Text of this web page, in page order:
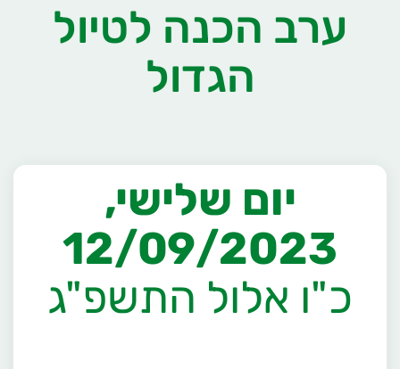
ערב הכנה לטיול
הגדול
יום שלישי,
12/09/2023
כ"ו אלול התשפ"ג